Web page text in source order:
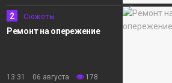
2 Сюжеты
Ремонт на опережение
13:31 06 августа 178